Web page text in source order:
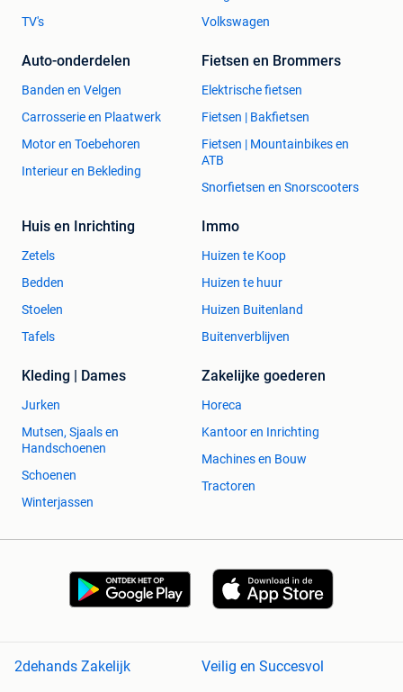
TV's
Volkswagen
Auto-onderdelen
Banden en Velgen
Carrosserie en Plaatwerk
Motor en Toebehoren
Interieur en Bekleding
Fietsen en Brommers
Elektrische fietsen
Fietsen | Bakfietsen
Fietsen | Mountainbikes en
ATB
Snorfietsen en Snorscooters
Huis en Inrichting
Zetels
Bedden
Stoelen
Tafels
Immo
Huizen te Koop
Huizen te huur
Huizen Buitenland
Buitenverblijven
Kleding | Dames
Jurken
Mutsen, Sjaals en
Handschoenen
Schoenen
Winterjassen
Zakelijke goederen
Horeca
Kantoor en Inrichting
Machines en Bouw
Tractoren
2dehands Zakelijk Veilig en Succesvol